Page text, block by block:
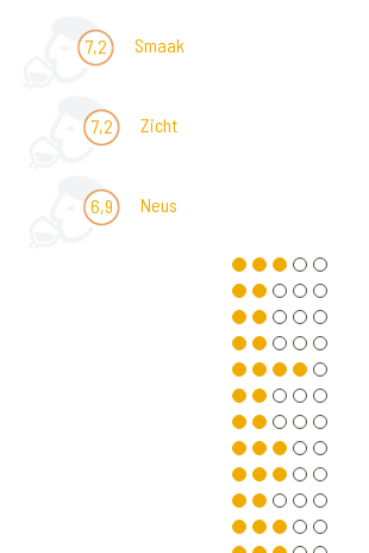
7,2 Smaak
7,2 Zicht
6,9 Neus